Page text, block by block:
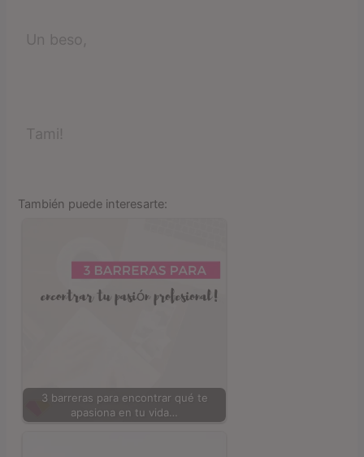
Un beso,
Tami!
También puede interesarte:
3 barreras para encontrar qué te
apasiona en tu vida…